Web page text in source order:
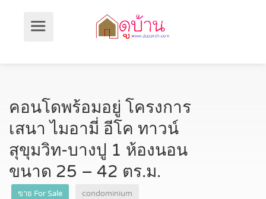
คอนโดพร้อมอยู่ โครงการ
เสนา ไมอามี่ อีโค ทาวน์
สุขุมวิท-บางปู 1 ห้องนอน
ขนาด 25 – 42 ตร.ม.
ขาย For Sale condominium